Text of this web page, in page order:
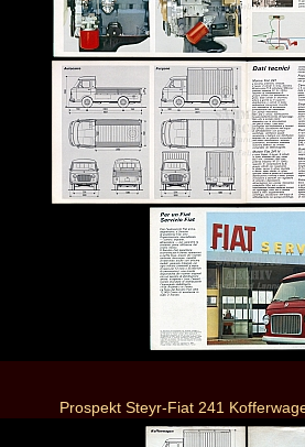
Prospekt Steyr-Fiat 241